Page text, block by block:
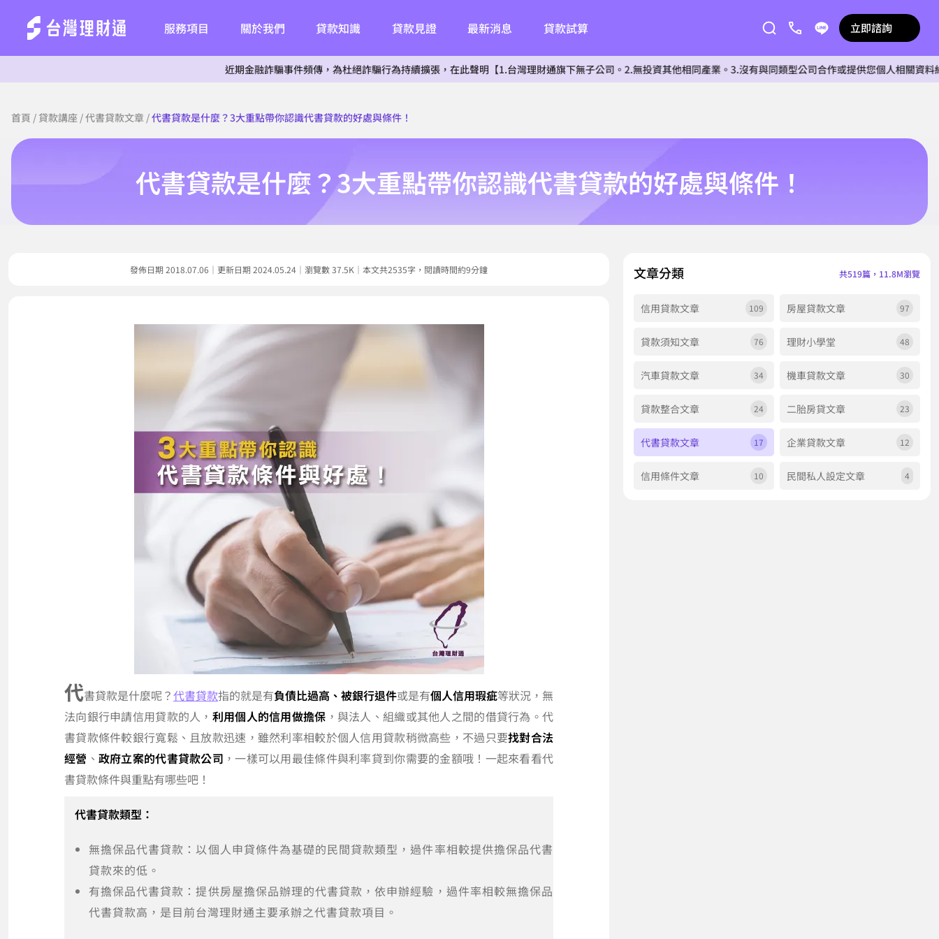
服務項目 關於我們 貸款知識 貸款見證 最新消息 貸款試算 立即諮詢
近期金融詐騙事件頻傳，為杜絕詐騙行為持續擴張，在此聲明【1.台灣理財通旗下無子公司。2.無投資其他相同產業。3.沒有與同類型公司合作或提供您個人相關資料給任何單
首頁 / 貸款講座 /代書貸款文章 /代書貸款是什麼？3大重點帶你認識代書貸款的好處與條件！
代書貸款是什麼？3大重點帶你認識代書貸款的好處與條件！
發佈日期 2018.07.06｜更新日期 2024.05.24｜瀏覽數 37.5K｜本文共2535字，閱讀時間約9分鐘
代書貸款是什麼呢？代書貸款指的就是有負債比過高、被銀行退件或是有個人信用瑕疵等狀況，無
法向銀行申請信用貸款的人， 利用個人的信用做擔保 ，與法人、組織或其他人之間的借貸行為。代
書貸款條件較銀行寬鬆、且放款迅速，雖然利率相較於個人信用貸款稍微高些，不過只要找對合法
經營 、 政府立案的代書貸款公司 ，一樣可以用最佳條件與利率貸到你需要的金額哦！一起來看看代
書貸款條件與重點有哪些吧！
代書貸款類型：
無擔保品代書貸款：以個人申貸條件為基礎的民間貸款類型，過件率相較提供擔保品代書
貸款來的低。
有擔保品代書貸款：提供房屋擔保品辦理的代書貸款，依申辦經驗，過件率相較無擔保品
代書貸款高，是目前台灣理財通主要承辦之代書貸款項目。
文章分類 共519篇，11.8M瀏覽
信用貸款文章 109 房屋貸款文章 97
貸款須知文章 76 理財小學堂 48
汽車貸款文章 34 機車貸款文章 30
貸款整合文章 24 二胎房貸文章 23
代書貸款文章 17 企業貸款文章 12
信用條件文章 10 民間私人設定文章 4